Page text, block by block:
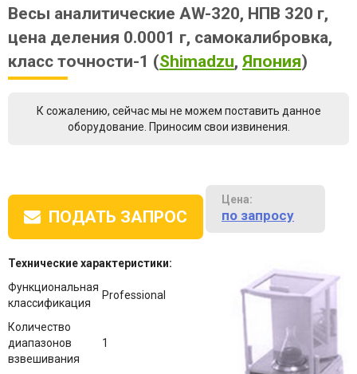
Весы аналитические AW-320, НПВ 320 г,
цена деления 0.0001 г, самокалибровка,
класс точности-1 (Shimadzu, Япония)
К сожалению, сейчас мы не можем поставить данное
оборудование. Приносим свои извинения.
ПОДАТЬ ЗАПРОС
Цена:
по запросу
Технические характеристики:
Функциональная
классификация
Professional
Количество
диапазонов
взвешивания
1